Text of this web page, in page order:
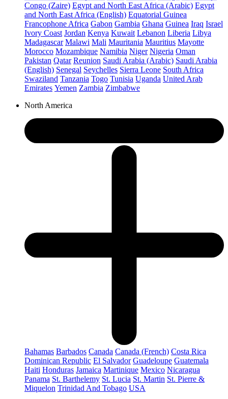
Congo (Zaire) Egypt and North East Africa (Arabic) Egypt
and North East Africa (English) Equatorial Guinea
Francophone Africa Gabon Gambia Ghana Guinea Iraq Israel
Ivory Coast Jordan Kenya Kuwait Lebanon Liberia Libya
Madagascar Malawi Mali Mauritania Mauritius Mayotte
Morocco Mozambique Namibia Niger Nigeria Oman
Pakistan Qatar Reunion Saudi Arabia (Arabic) Saudi Arabia
(English) Senegal Seychelles Sierra Leone South Africa
Swaziland Tanzania Togo Tunisia Uganda United Arab
Emirates Yemen Zambia Zimbabwe
North America
Bahamas Barbados Canada Canada (French) Costa Rica
Dominican Republic El Salvador Guadeloupe Guatemala
Haiti Honduras Jamaica Martinique Mexico Nicaragua
Panama St. Barthelemy St. Lucia St. Martin St. Pierre &
Miquelon Trinidad And Tobago USA